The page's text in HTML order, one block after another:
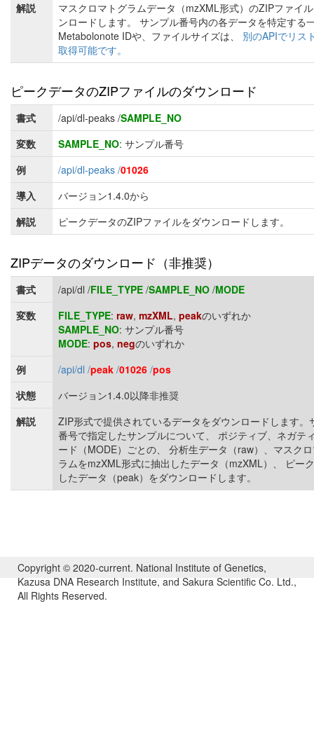
解説
マスクロマトグラムデータ（mzXML形式）のZIPファイ
ンロードします。 サンプル番号内の各データを特定する
Metabolonote IDや、ファイルサイズは、 別のAPIでリス
取得可能です。
ピークデータのZIPファイルのダウンロード
書式 /api/dl-peaks /SAMPLE_NO
変数
SAMPLE_NO: サンプル番号
例
/api/dl-peaks /01026
導入
バージョン1.4.0から
解説
ピークデータのZIPファイルをダウンロードします。
ZIPデータのダウンロード（非推奨）
書式 /api/dl /FILE_TYPE /SAMPLE_NO /MODE
変数
FILE_TYPE: raw, mzXML, peakのいずれか
SAMPLE_NO: サンプル番号
MODE: pos, negのいずれか
例
/api/dl /peak /01026 /pos
状態
バージョン1.4.0以降非推奨
解説
ZIP形式で提供されているデータをダウンロードします。
番号で指定したサンプルについて、 ポジティブ、ネガテ
ード（MODE）ごとの、 分析生データ（raw）、マスク
ラムをmzXML形式に抽出したデータ（mzXML）、 ピー
したデータ（peak）をダウンロードします。
Copyright © 2020-current. National Institute of Genetics,
Kazusa DNA Research Institute, and Sakura Scientific Co. Ltd.,
All Rights Reserved.